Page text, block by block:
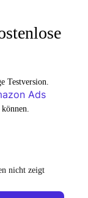
Testversion.
Ads
nicht zeigt